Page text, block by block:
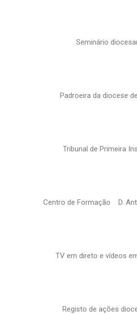
Seminário
Padroeira da diocese
Tribunal de Primeira
Centro de Formação D.
TV em direto e vídeos
Registo de ações